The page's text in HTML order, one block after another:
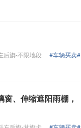
后旗-不限地段 #车辆买卖#
、伸缩遮阳雨棚，